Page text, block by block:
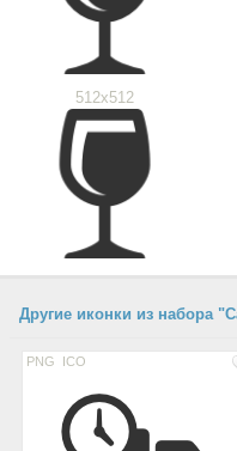
512x512
Другие иконки из набора
PNG ICO